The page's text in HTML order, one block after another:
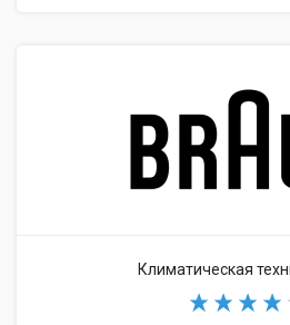
Климатическая